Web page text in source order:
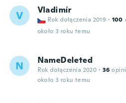
V Vladimír
Rok dołączenia 2019 · 100
około 3 roku temu
N NameDeleted
Rok dołączenia 2020 · 36
około 3 roku temu